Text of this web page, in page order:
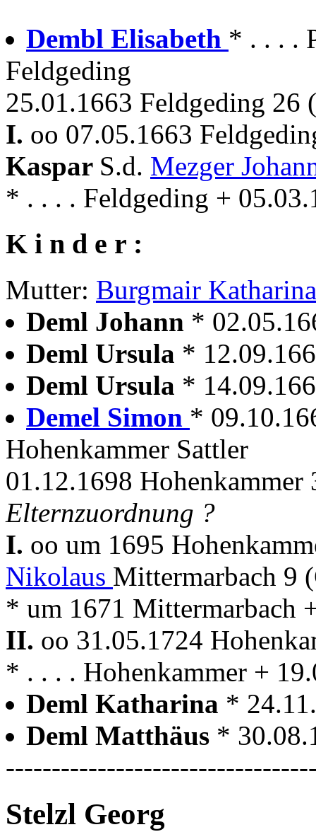
Dembl Elisabeth * . . . .
Feldgeding
25.01.1663 Feldgeding 26
I. oo 07.05.1663
Kaspar S.d. Mezger
* . . . . Feldgeding +
K i n d e r :
Mutter: Burgmair Katharina
Deml Johann *
Deml Ursula *
Deml Ursula *
Demel Simon *
Hohenkammer Sattler
01.12.1698
Elternzuordnung ?
I. oo um 1695
Nikolaus Mittermarbach 9
* um 1671 Mittermarbach
II. oo 31.05.1724
* . . . . Hohenkammer +
Deml Katharina *
Deml Matthäus *
Stelzl Georg